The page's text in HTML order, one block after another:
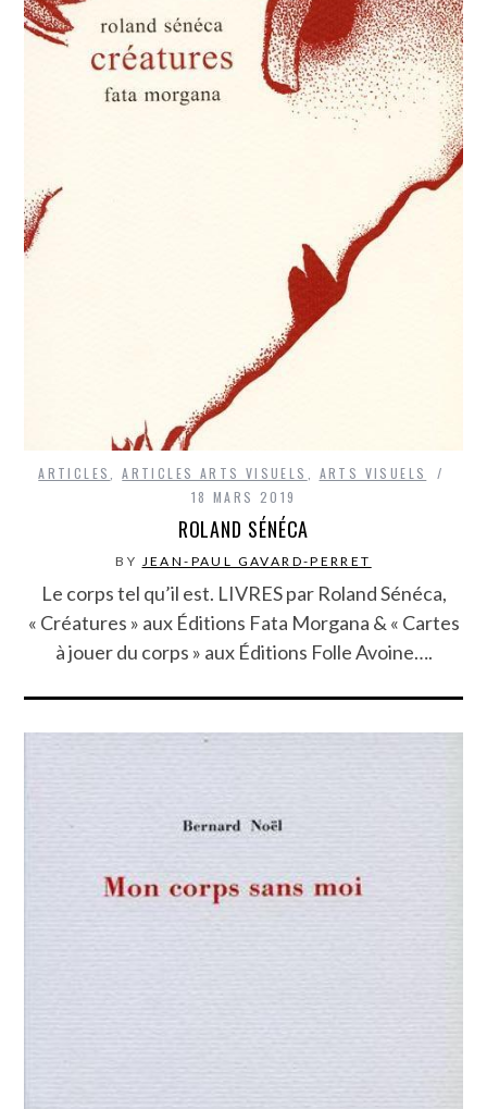
ARTICLES ,ARTICLES ARTS VISUELS
ARTS VISUELS
18 MARS 2019
ROLAND SÉNÉCA
BY JEAN-PAUL GAVARD-PERRET
Le corps tel qu’il est. LIVRES par Roland Sénéca,
« Créatures » aux Éditions Fata Morgana & « Cartes
à jouer du corps » aux Éditions Folle Avoine….